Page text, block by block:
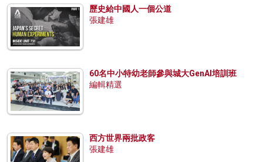
歷史給中國人一個公道
張建雄
60名中小特幼老師參與城大GenAI培訓班
編輯精選
西方世界兩批政客
張建雄